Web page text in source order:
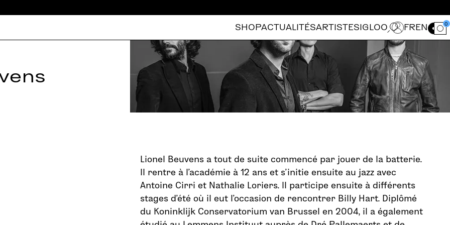
SHOPACTUALITÉSARTISTES IGLOO
Ouvrir le
FR EN 0
Lionel Beuvens a tout de suite commencé par jouer de la batterie.
Il rentre à l’académie à 12 ans et s’initie ensuite au jazz avec
Antoine Cirri et Nathalie Loriers. Il participe ensuite à différents
stages d’été où il eut l’occasion de rencontrer Billy Hart. Diplômé
du Koninklijk Conservatorium van Brussel en 2004, il a également